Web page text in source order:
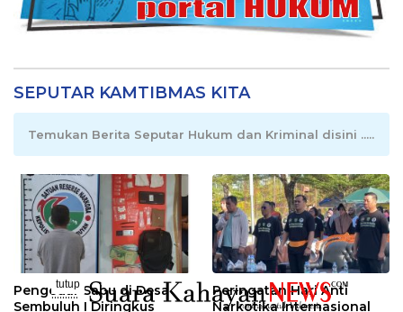
SEPUTAR KAMTIBMAS KITA
Temukan Berita Seputar Hukum dan Kriminal disini .....
Pengedar Sabu di Desa
Sembuluh I Diringkus
Peringatan Hari Anti
Narkotika Internasional
tutup
..........